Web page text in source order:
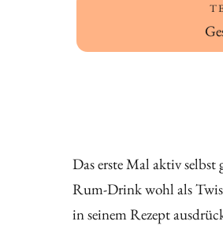
Das erste Mal aktiv
Rum-Drink wohl als
in seinem Rezept